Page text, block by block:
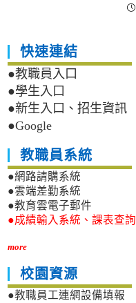
快速連結
●教職員入口
●學生入口
●新生入口、招生資訊
●Google
教職員系統
●網路請購系統
●雲端差勤系統
●教育雲電子郵件
●成績輸入系統、課表查詢
more
校園資源
●教職員工連網設備填報